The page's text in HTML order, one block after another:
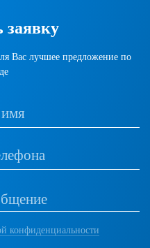
заявку
Вас лучшее предложение по
конфиденциальности